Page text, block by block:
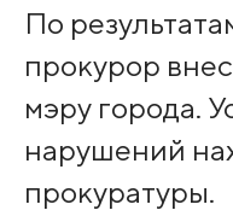
По
прокурор
мэру города.
нарушений
прокуратуры.